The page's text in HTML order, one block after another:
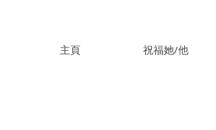
主頁 祝福她/他